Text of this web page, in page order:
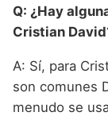
Q: ¿Hay
Cristian
A: Sí, para
son comunes
menudo se